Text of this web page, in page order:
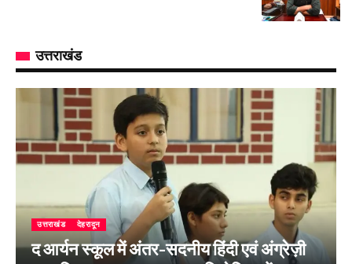
उत्तराखंड
उत्तराखंड देहरादून
द आर्यन स्कूल में अंतर-सदनीय हिंदी एवं अंग्रेज़ी